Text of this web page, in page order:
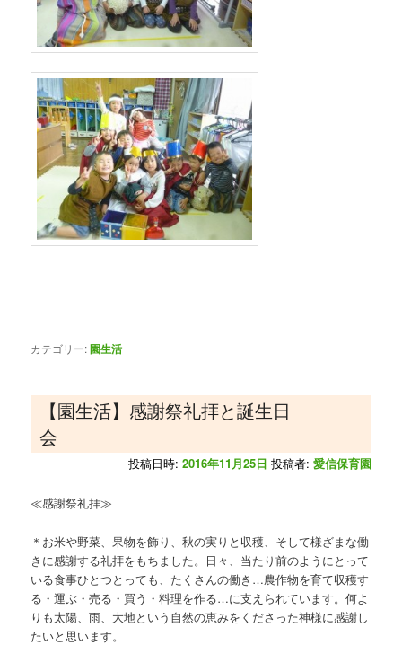
カテゴリー:園生活
【園生活】感謝祭礼拝と誕生日
会
投稿日時: 2016年11月25日 投稿者: 愛信保育園
≪感謝祭礼拝≫
＊お米や野菜、果物を飾り、秋の実りと収穫、そして様ざまな働
きに感謝する礼拝をもちました。日々、当たり前のようにとって
いる食事ひとつとっても、たくさんの働き…農作物を育て収穫す
る・運ぶ・売る・買う・料理を作る…に支えられています。何よ
りも太陽、雨、大地という自然の恵みをくださった神様に感謝し
たいと思います。